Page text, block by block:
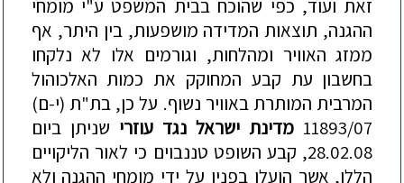
זאת ועוד, כפי שהוכח בבית המשפט ע"י מומחי
ההגנה, תוצאות המדידה מושפעות, בין היתר, אף
ממזג האוויר ומהלחות, וגורמים אלו לא נלקחו
בחשבון עת קבע המחוקק את כמות האלכוהול
המרבית המותרת באוויר נשוף. על כן, בת"ת (י-ם)
11893/07 מדינת ישראל נגד עוזרי שניתן ביום
28.02.08, קבע השופט טננבוים כי לאור הליקויים
הללו, אשר הועלו בפניו על ידי מומחי ההגנה ולא